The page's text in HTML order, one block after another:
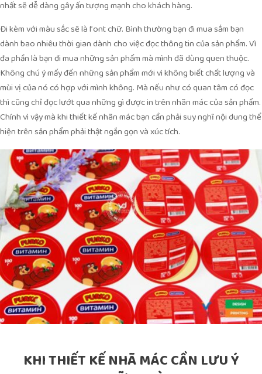
nhất sẽ dễ dàng gây ấn tượng mạnh cho khách hàng.
Đi kèm với màu sắc sẽ là font chữ. Bình thường bạn đi mua sắm bạn
dành bao nhiêu thời gian dành cho việc đọc thông tin của sản phẩm. Vì
đa phần là bạn đi mua những sản phẩm mà mình đã dùng quen thuộc.
Không chú ý mấy đến những sản phẩm mới vì không biết chất lượng và
mùi vị của nó có hợp với mình không. Mà nếu như có quan tâm có đọc
thì cũng chỉ đọc lướt qua những gì được in trên nhãn mác của sản phẩm.
Chính vì vậy mà khi thiết kế nhãn mác bạn cần phải suy nghĩ nội dung thể
hiện trên sản phẩm phải thật ngắn gọn và xúc tích.
KHI THIẾT KẾ NHÃ MÁC CẦN LƯU Ý